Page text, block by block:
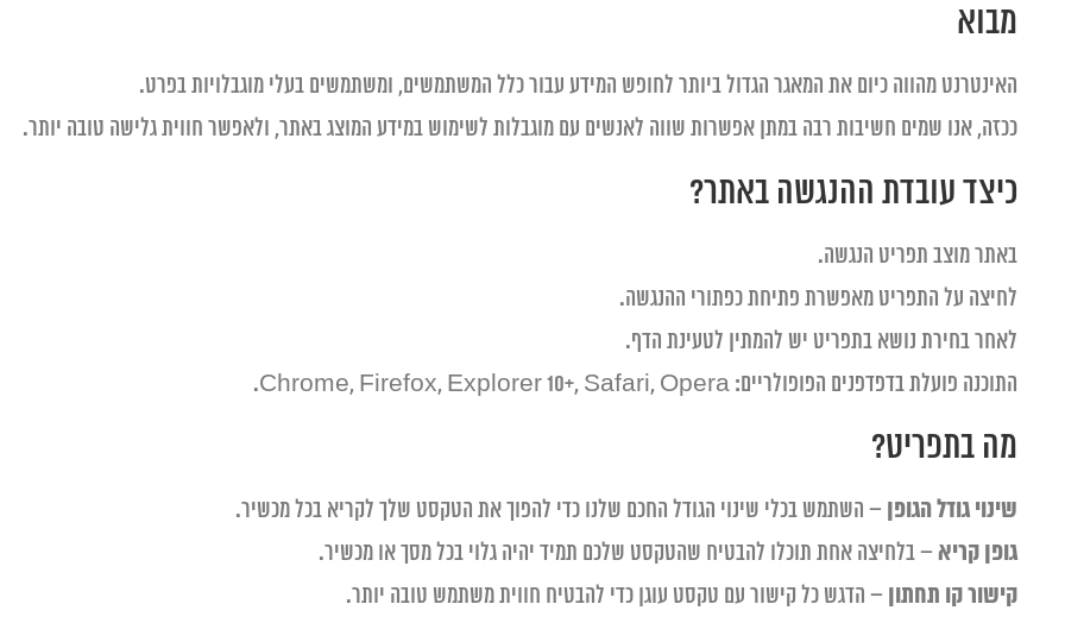
מבוא
האינטרנט מהווה כיום את המאגר הגדול ביותר לחופש המידע עבור כלל המשתמשים, ומשתמשים בעלי מוגבלויות בפרט.
ככזה, אנו שמים חשיבות רבה במתן אפשרות שווה לאנשים עם מוגבלות לשימוש במידע המוצג באתר, ולאפשר חווית גלישה טובה יותר.
כיצד עובדת ההנגשה באתר?
באתר מוצב תפריט הנגשה.
לחיצה על התפריט מאפשרת פתיחת כפתורי ההנגשה.
לאחר בחירת נושא בתפריט יש להמתין לטעינת הדף.
התוכנה פועלת בדפדפנים הפופולריים: Chrome, Firefox, Explorer 10+, Safari, Opera.
מה בתפריט?
שינוי גודל הגופן – השתמש בכלי שינוי הגודל החכם שלנו כדי להפוך את הטקסט שלך לקריא בכל מכשיר.
גופן קריא – בלחיצה אחת תוכלו להבטיח שהטקסט שלכם תמיד יהיה גלוי בכל מסך או מכשיר.
קישור קו תחתון – הדגש כל קישור עם טקסט עוגן כדי להבטיח חווית משתמש טובה יותר.